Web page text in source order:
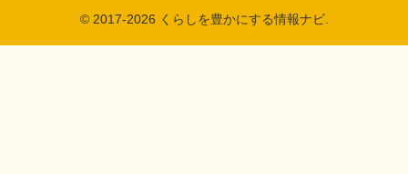
© 2017-2026 くらしを豊かにする情報ナビ.